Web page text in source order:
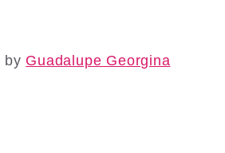
by Guadalupe Georgina